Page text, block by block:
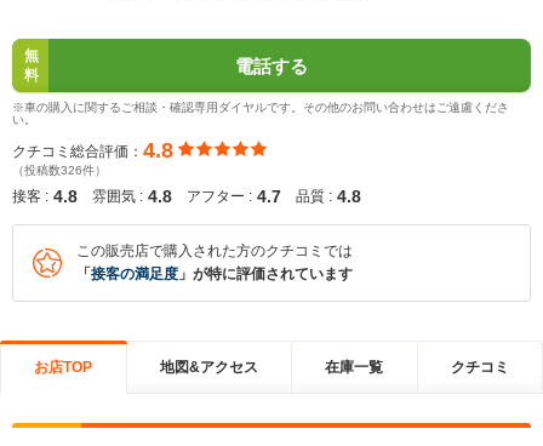
無
料
電話する
※車の購入に関するご相談・確認専用ダイヤルです。その他のお問い合わせはご遠慮くださ
い。
クチコミ総合評価： 4.8
（投稿数326件）
接客 : 4.8 雰囲気 : 4.8 アフター : 4.7 品質 : 4.8
この販売店で購入された方のクチコミでは
「 接客の満足度 」が特に評価されています
お店TOP 地図&アクセス 在庫一覧 クチコミ